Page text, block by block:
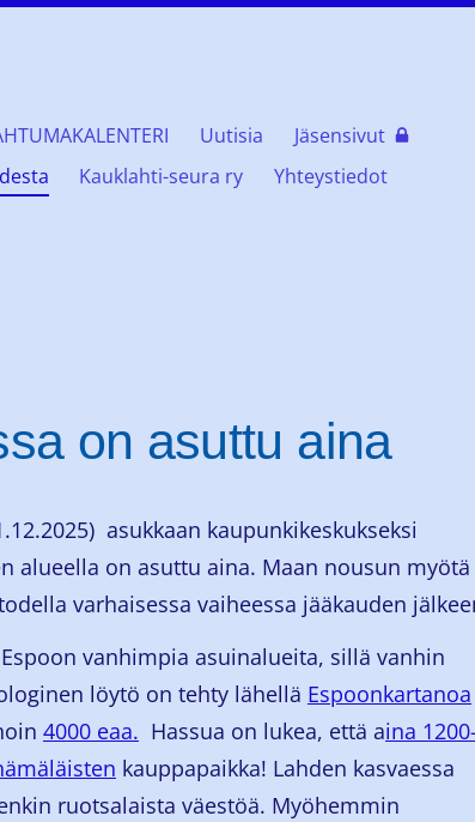
Uutisia
Jäsensivut
Kauklahti-seura ry Yhteystiedot
on asuttu aina
asukkaan kaupunkikeskukseksi
alueella on asuttu aina. Maan nousun myötä
varhaisessa vaiheessa jääkauden
vanhimpia asuinalueita, sillä vanhin
löytö on tehty lähellä Espoonkartanoa
4000 eaa. Hassua on lukea, että aina 1200-
kauppapaikka! Lahden kasvaessa
ruotsalaista väestöä. Myöhemmin